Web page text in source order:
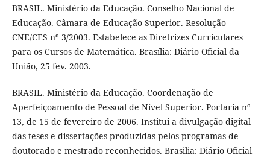
BRASIL. Ministério da Educação. Conselho Nacional de
Educação. Câmara de Educação Superior. Resolução
CNE/CES nº 3/2003. Estabelece as Diretrizes Curriculares
para os Cursos de Matemática. Brasília: Diário Oficial da
União, 25 fev. 2003.
BRASIL. Ministério da Educação. Coordenação de
Aperfeiçoamento de Pessoal de Nível Superior. Portaria nº
13, de 15 de fevereiro de 2006. Institui a divulgação digital
das teses e dissertações produzidas pelos programas de
doutorado e mestrado reconhecidos. Brasilia: Diário Oficial